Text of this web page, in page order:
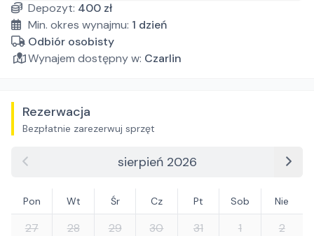
Depozyt: 400 zł
Min. okres wynajmu: 1 dzień
Odbiór osobisty
Wynajem dostępny w: Czarlin
Rezerwacja
Bezpłatnie zarezerwuj sprzęt
sierpień 2026
Pon Wt Śr Cz Pt Sob Nie
27 28 29 30 31 1
2